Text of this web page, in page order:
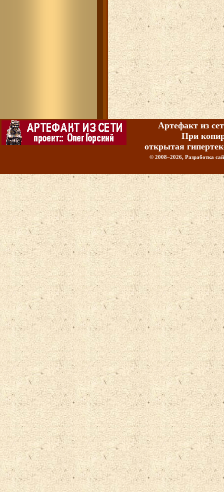
Артефакт из
При
открытая
© 2008–2026, Разработка